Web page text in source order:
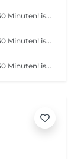
Erhalten Sie langanhaltend glatte Haut in nur 30 Minuten! ist eine Methode zur Haarentfernung, bei der die Haare mitsamt der Haarfollikel mit warmem Wachs herausgezogen werden. Wie wird die Wachs-Epilation durchgeführt? - Vorbereitung (die Kosmetikerin trägt eine spezielle antiseptische Lotion auf die Haut auf) - Wachs wird aufgetragen (die Wachsmischung wird auf eine bestimmte Temperatur erhitzt und anschließend mit einem Holzspatel auf die Haut aufgetragen) - Enthaarung (nachdem das Wachs ausgehärtet ist, entfernt die Kosmetikerin die Wachsstreifen mit den Haaren durch scharfe Bewegungen) - Wachsreste werden entfernt (Wachsreste werden entfernt und Aloe-Vera-Creme wird aufgetragen) Altersbeschränkungen: empfohlenes Mindestalter ab 14 Jahren. Empfehlungen nach dem Eingriff: es wird empfohlen, innerhalb von 12 Stunden nach dem Eingriff kein heißes Bad zu nehmen, keine Sauna zu besuchen und nicht im Pool zu schwimmen, da dies zu Reizungen führen kann. Frequenz: einmal in 4 Wochen.
Erhalten Sie langanhaltend glatte Haut in nur 30 Minuten! ist eine Methode zur Haarentfernung, bei der die Haare mitsamt der Haarfollikel mit warmem Wachs herausgezogen werden. Wie wird die Wachs-Epilation durchgeführt? - Vorbereitung (die Kosmetikerin trägt eine spezielle antiseptische Lotion auf die Haut auf) - Wachs wird aufgetragen (die Wachsmischung wird auf eine bestimmte Temperatur erhitzt und anschließend mit einem Holzspatel auf die Haut aufgetragen) - Enthaarung (nachdem das Wachs ausgehärtet ist, entfernt die Kosmetikerin die Wachsstreifen mit den Haaren durch scharfe Bewegungen) - Wachsreste werden entfernt (Wachsreste werden entfernt und Aloe-Vera-Creme wird aufgetragen) Altersbeschränkungen: empfohlenes Mindestalter ab 14 Jahren. Empfehlungen nach dem Eingriff: es wird empfohlen, innerhalb von 12 Stunden nach dem Eingriff kein heißes Bad zu nehmen, keine Sauna zu besuchen und nicht im Pool zu schwimmen, da dies zu Reizungen führen kann. Frequenz: einmal in 4 Wochen.
Erhalten Sie langanhaltend glatte Haut in nur 30 Minuten! ist eine Methode zur Haarentfernung, bei der die Haare mitsamt der Haarfollikel mit warmem Wachs herausgezogen werden. Wie wird die Wachs-Epilation durchgeführt? - Vorbereitung (die Kosmetikerin trägt eine spezielle antiseptische Lotion auf die Haut auf) - Wachs wird aufgetragen (die Wachsmischung wird auf eine bestimmte Temperatur erhitzt und anschließend mit einem Holzspatel auf die Haut aufgetragen) - Enthaarung (nachdem das Wachs ausgehärtet ist, entfernt die Kosmetikerin die Wachsstreifen mit den Haaren durch scharfe Bewegungen) - Wachsreste werden entfernt (Wachsreste werden entfernt und Aloe-Vera-Creme wird aufgetragen) Altersbeschränkungen: empfohlenes Mindestalter ab 14 Jahren. Empfehlungen nach dem Eingriff: es wird empfohlen, innerhalb von 12 Stunden nach dem Eingriff kein heißes Bad zu nehmen, keine Sauna zu besuchen und nicht im Pool zu schwimmen, da dies zu Reizungen führen kann. Frequenz: einmal in 4 Wochen.